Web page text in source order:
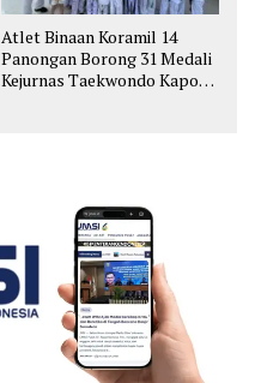
Atlet Binaan Koramil 14
Panongan Borong 31 Medali
Kejurnas Taekwondo Kapolri